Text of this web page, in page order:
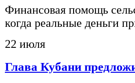
Финансовая помощь
когда реальные деньги
22 июля
Глава Кубани